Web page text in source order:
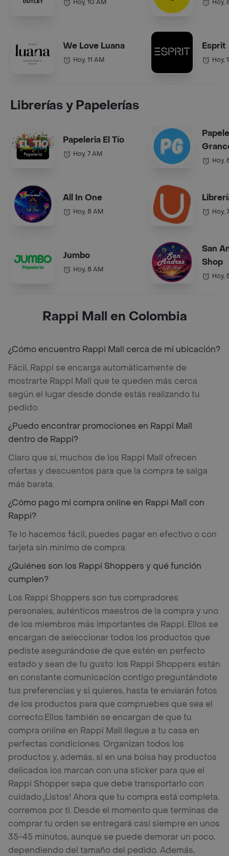
Hoy, 10 AM
We Love Luana
Hoy, 11 AM
Hoy,
Esprit
Hoy,
Librerías y Papelerías
Papeleria El Tío
Hoy, 7 AM
All In One
Hoy, 8 AM
Jumbo
Hoy, 8 AM
Hoy,
Hoy,
San
Shop
Hoy,
Rappi Mall en Colombia
¿Cómo encuentro Rappi Mall cerca de mi ubicación?
Fácil, Rappi se encarga automáticamente de
mostrarte Rappi Mall que te queden más cerca
según el lugar desde donde estás realizando tu
pedido.
¿Puedo encontrar promociones en Rappi Mall
dentro de Rappi?
Claro que sí, muchos de los Rappi Mall ofrecen
ofertas y descuentos para que la compra te salga
más barata.
¿Cómo pago mi compra online en Rappi Mall con
Rappi?
Te lo hacemos fácil, puedes pagar en efectivo o con
tarjeta sin mínimo de compra.
¿Quiénes son los Rappi Shoppers y qué función
cumplen?
Los Rappi Shoppers son tus compradores
personales, auténticos maestros de la compra y uno
de los miembros más importantes de Rappi. Ellos se
encargan de seleccionar todos los productos que
pediste asegurándose de que estén en perfecto
estado y sean de tu gusto: los Rappi Shoppers están
en constante comunicación contigo preguntándote
tus preferencias y si quieres, hasta te enviarán fotos
de los productos para que compruebes que sea el
correcto.Ellos también se encargan de que tu
compra online en Rappi Mall llegue a tu casa en
perfectas condiciones. Organizan todos los
productos y, además, si en una bolsa hay productos
delicados los marcan con una sticker para que el
Rappi Shopper sepa que debe transportarlo con
cuidado.¡Listos! Ahora que tu compra está completa,
corremos por ti. Desde el momento que terminas de
comprar tu orden se entregará casi siempre en unos
35-45 minutos, aunque se puede demorar un poco,
dependiendo del tamaño del pedido. Además,